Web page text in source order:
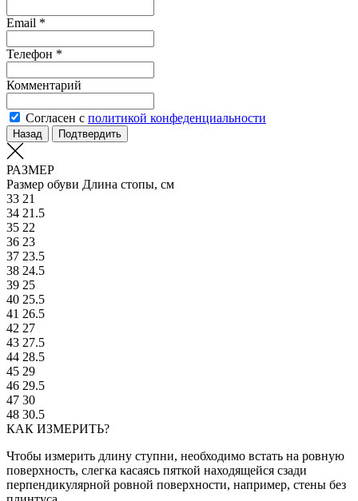
Email *
Телефон *
Комментарий
Согласен с политикой конфеденциальности
Назад Подтвердить
РАЗМЕР
Размер обуви Длина стопы, см
33 21
34 21.5
35 22
36 23
37 23.5
38 24.5
39 25
40 25.5
41 26.5
42 27
43 27.5
44 28.5
45 29
46 29.5
47 30
48 30.5
КАК ИЗМЕРИТЬ?
Чтобы измерить длину ступни, необходимо встать на ровную
поверхность, слегка касаясь пяткой находящейся сзади
перпендикулярной ровной поверхности, например, стены без